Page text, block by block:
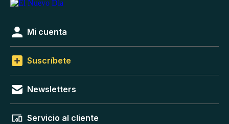
Mi cuenta
Suscríbete
Newsletters
Servicio al cliente